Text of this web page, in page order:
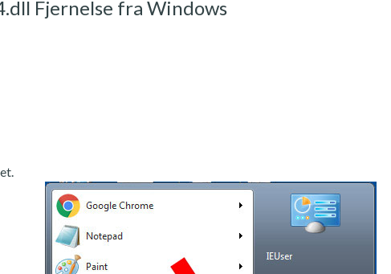
Fjernelse fra Windows